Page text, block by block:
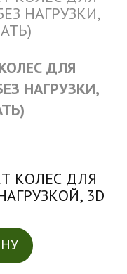
ДЛЯ
НАГРУЗКИ,